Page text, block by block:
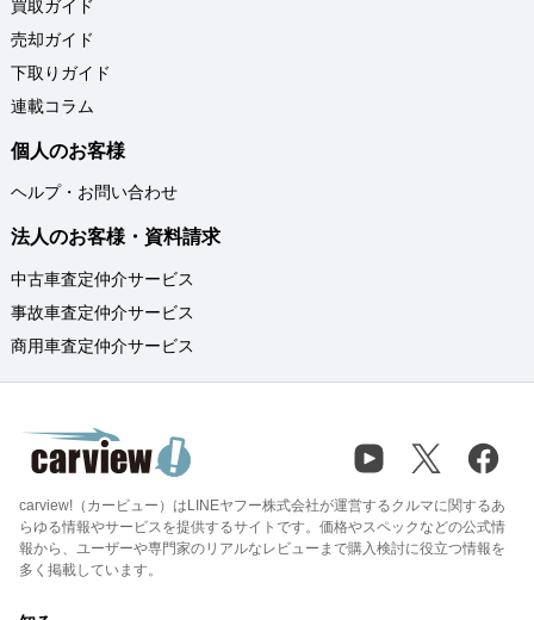
買取ガイド
売却ガイド
下取りガイド
連載コラム
個人のお客様
ヘルプ・お問い合わせ
法人のお客様・資料請求
中古車査定仲介サービス
事故車査定仲介サービス
商用車査定仲介サービス
carview!（カービュー）はLINEヤフー株式会社が運営するクルマに関するあ
らゆる情報やサービスを提供するサイトです。価格やスペックなどの公式情
報から、ユーザーや専門家のリアルなレビューまで購入検討に役立つ情報を
多く掲載しています。